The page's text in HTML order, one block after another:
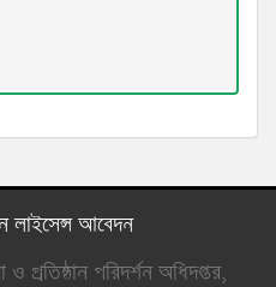
লাইসেন্স আবেদন
পরিদর্শন অধিদপ্তর,